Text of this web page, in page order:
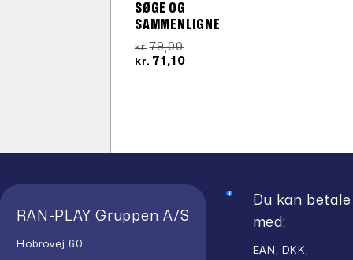
SØGE OG
SAMMENLIGNE
kr. 79,00Den
oprindelige
kr. 71,10Den
RAN-PLAY Gruppen A/S
Hobrovej 60
Du kan betale
med:
EAN, DKK,